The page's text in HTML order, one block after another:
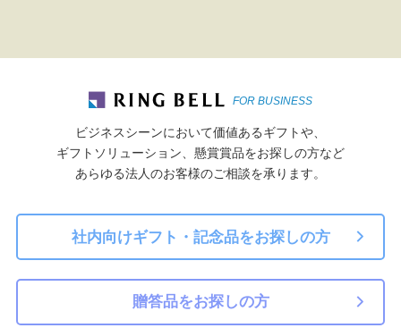
FOR BUSINESS
ビジネスシーンにおいて価値あるギフトや、
ギフトソリューション、懸賞賞品をお探しの方など
あらゆる法人のお客様のご相談を承ります。
社内向けギフト・記念品をお探しの方
贈答品をお探しの方